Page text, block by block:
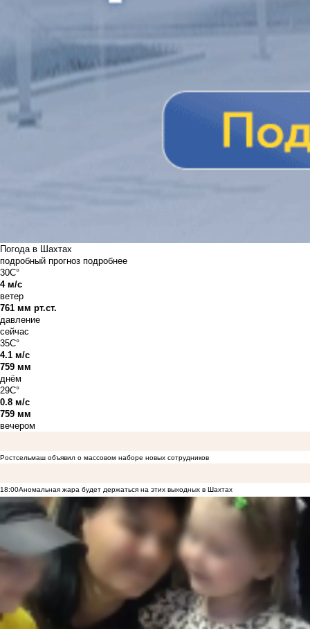
Погода в Шахтах
подробный прогноз подробнее
30C°
4 м/с
ветер
761 мм рт.ст.
давление
сейчас
35C°
4.1 м/с
759 мм
днём
29C°
0.8 м/с
759 мм
вечером
Ростсельмаш объявил о массовом наборе новых сотрудников
18:00Аномальная жара будет держаться на этих выходных в Шахтах